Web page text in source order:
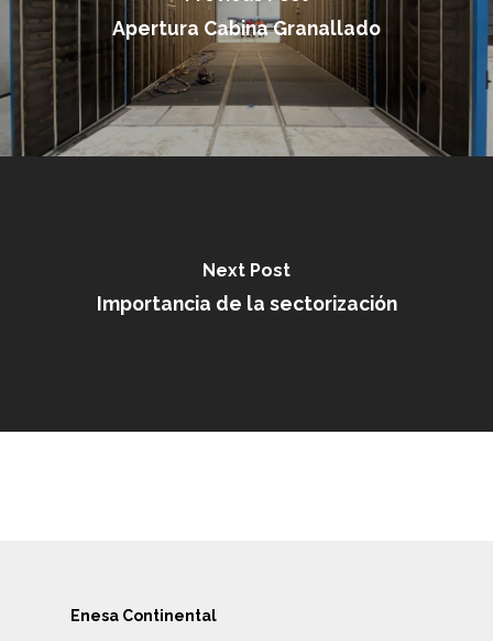
Apertura Cabina Granallado
Next Post
Importancia de la sectorización
Enesa Continental